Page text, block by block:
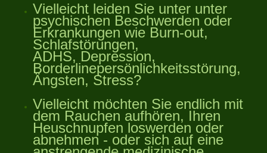
Vielleicht leiden Sie unter unter
psychischen Beschwerden oder
Erkrankungen wie Burn-out,
Schlafstörungen,
ADHS, Depression,
Borderlinepersönlichkeitsstörung,
Ängsten, Stress?
Vielleicht möchten Sie endlich mit
dem Rauchen aufhören, Ihren
Heuschnupfen loswerden oder
abnehmen - oder sich auf eine